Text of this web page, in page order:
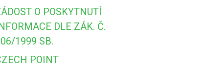
O POSKYTNUTÍ
DLE ZÁK. Č.
1999 SB.
POINT